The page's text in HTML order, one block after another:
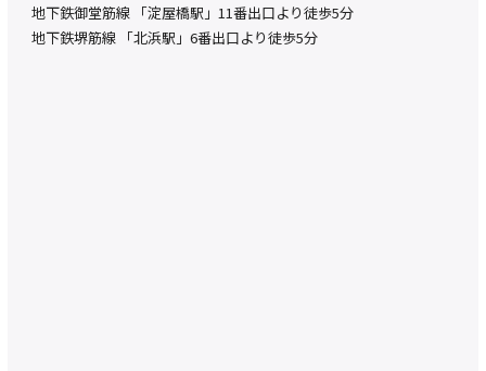
地下鉄御堂筋線 「淀屋橋駅」11番出口より徒歩5分
地下鉄堺筋線 「北浜駅」6番出口より徒歩5分